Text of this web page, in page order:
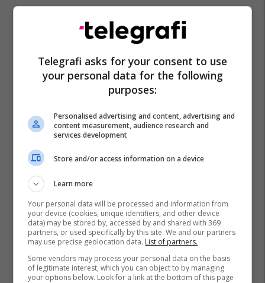
Telegrafi asks for your consent to use
your personal data for the following
purposes:
Personalised advertising and content, advertising and
content measurement, audience research and
services development
Store and/or access information on a device
Learn more
Your personal data will be processed and information from
your device (cookies, unique identifiers, and other device
data) may be stored by, accessed by and shared with 369
partners, or used specifically by this site. We and our partners
may use precise geolocation data. List of partners.
Some vendors may process your personal data on the basis
of legitimate interest, which you can object to by managing
your options below. Look for a link at the bottom of this page